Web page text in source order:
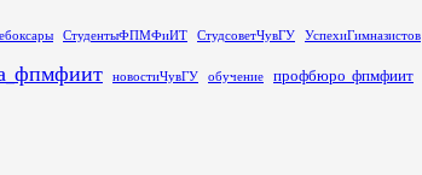
СтудентыФПМФиИТ СтудсоветЧувГУ УспехиГимназистов
новостиЧувГУ обучение профбюро_фпмфиит